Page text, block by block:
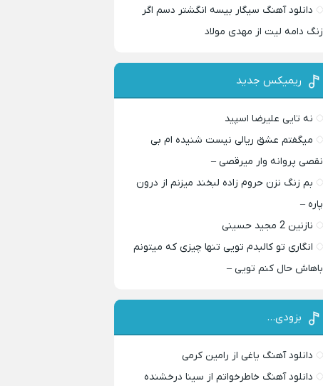
دانلود آهنگ سیگار بیسه انگشتر دسم اگر
زنگ دامه لیت از مهدی مولاد
ریمیکس جدید
نه تایی علیرضا اسپید
میگفتم عشق ریالی نیست شنیده ام بی
نقصی پروانه وار میرقصی –
بم زنگ نزن حروم زاده لبخند میزنم از درون
پاره –
نازنین 2 مجید حسینی
انگاری تو کالبدم تویی تنها چیزی که میتونم
باهاش حال کنم تویی –
بزودی…
دانلود آهنگ یاغی از رامین کرمی
دانلود آهنگ خاطرخواتم از سینا درخشنده